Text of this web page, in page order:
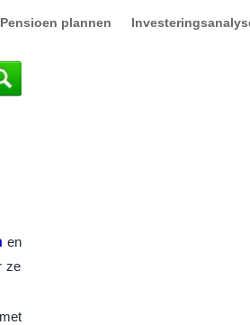
Pensioen plannen
en
ze
met